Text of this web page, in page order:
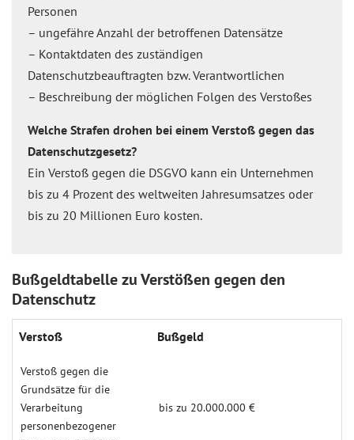
Personen
– ungefähre Anzahl der betroffenen Datensätze
– Kontaktdaten des zuständigen
Datenschutzbeauftragten bzw. Verantwortlichen
– Beschreibung der möglichen Folgen des Verstoßes
Welche Strafen drohen bei einem Verstoß gegen das
Datenschutzgesetz?
Ein Verstoß gegen die DSGVO kann ein Unternehmen
bis zu 4 Prozent des weltweiten Jahresumsatzes oder
bis zu 20 Millionen Euro kosten.
Bußgeldtabelle zu Verstößen gegen den
Datenschutz
Verstoß Bußgeld
Verstoß gegen die
Grundsätze für die
Verarbeitung
personenbezogener
bis zu 20.000.000 €